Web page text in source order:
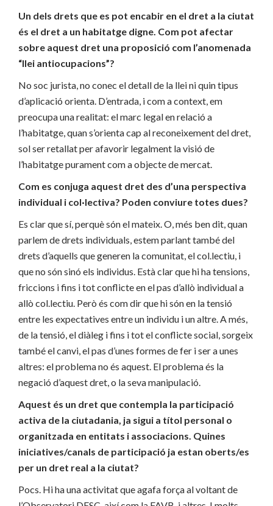
Un dels drets que es pot encabir en el dret a la ciutat
és el dret a un habitatge digne. Com pot afectar
sobre aquest dret una proposició com l’anomenada
“llei antiocupacions”?
No soc jurista, no conec el detall de la llei ni quin tipus
d’aplicació orienta. D’entrada, i com a context, em
preocupa una realitat: el marc legal en relació a
l’habitatge, quan s’orienta cap al reconeixement del dret,
sol ser retallat per afavorir legalment la visió de
l’habitatge purament com a objecte de mercat.
Com es conjuga aquest dret des d’una perspectiva
individual i col·lectiva? Poden conviure totes dues?
Es clar que sí, perquè són el mateix. O, més ben dit, quan
parlem de drets individuals, estem parlant també del
drets d’aquells que generen la comunitat, el col.lectiu, i
que no són sinó els individus. Està clar que hi ha tensions,
friccions i fins i tot conflicte en el pas d’allò individual a
allò col.lectiu. Però és com dir que hi són en la tensió
entre les expectatives entre un individu i un altre. A més,
de la tensió, el diàleg i fins i tot el conflicte social, sorgeix
també el canvi, el pas d’unes formes de fer i ser a unes
altres: el problema no és aquest. El problema és la
negació d’aquest dret, o la seva manipulació.
Aquest és un dret que contempla la participació
activa de la ciutadania, ja sigui a títol personal o
organitzada en entitats i associacions. Quines
iniciatives/canals de participació ja estan oberts/es
per un dret real a la ciutat?
Pocs. Hi ha una activitat que agafa força al voltant de